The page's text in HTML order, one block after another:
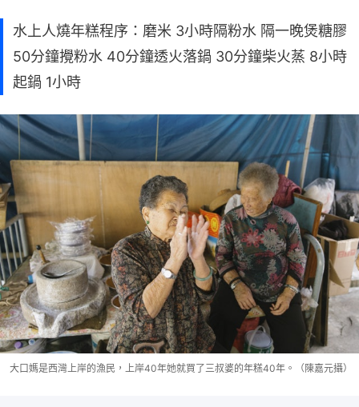
水上人燒年糕程序：磨米 3小時隔粉水 隔一晚煲糖膠
50分鐘攪粉水 40分鐘透火落鍋 30分鐘柴火蒸 8小時
起鍋 1小時
大口媽是西灣上岸的漁民，上岸40年她就買了三叔婆的年糕40年。（陳嘉元攝）